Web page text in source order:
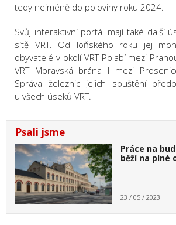
tedy nejméně do poloviny roku 2024.
Svůj interaktivní portál mají také další
sítě VRT. Od loňského roku jej
obyvatelé v okolí VRT Polabí mezi
VRT Moravská brána I mezi
Správa železnic jejich spuštění
u všech úseků VRT.
Psali jsme
Práce na
běží na plné
23 / 05 / 2023